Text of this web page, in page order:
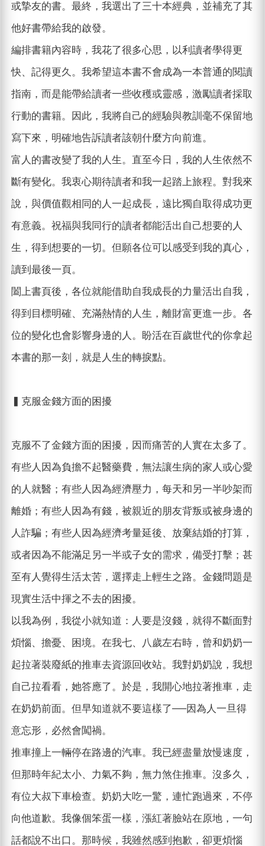
或摯友的書。最終，我選出了三十本經典，並補充了其
他好書帶給我的啟發。
編排書籍內容時，我花了很多心思，以利讀者學得更
快、記得更久。我希望這本書不會成為一本普通的閱讀
指南，而是能帶給讀者一些收穫或靈感，激勵讀者採取
行動的書籍。因此，我將自己的經驗與教訓毫不保留地
寫下來，明確地告訴讀者該朝什麼方向前進。
富人的書改變了我的人生。直至今日，我的人生依然不
斷有變化。我衷心期待讀者和我一起踏上旅程。對我來
說，與價值觀相同的人一起成長，遠比獨自取得成功更
有意義。祝福與我同行的讀者都能活出自己想要的人
生，得到想要的一切。但願各位可以感受到我的真心，
讀到最後一頁。
闔上書頁後，各位就能借助自我成長的力量活出自我，
得到目標明確、充滿熱情的人生，離財富更進一步。各
位的變化也會影響身邊的人。盼活在百歲世代的你拿起
本書的那一刻，就是人生的轉捩點。
▍克服金錢方面的困擾
克服不了金錢方面的困擾，因而痛苦的人實在太多了。
有些人因為負擔不起醫藥費，無法讓生病的家人或心愛
的人就醫；有些人因為經濟壓力，每天和另一半吵架而
離婚；有些人因為有錢，被親近的朋友背叛或被身邊的
人詐騙；有些人因為經濟考量延後、放棄結婚的打算，
或者因為不能滿足另一半或子女的需求，備受打擊；甚
至有人覺得生活太苦，選擇走上輕生之路。金錢問題是
現實生活中揮之不去的困擾。
以我為例，我從小就知道：人要是沒錢，就得不斷面對
煩惱、擔憂、困境。在我七、八歲左右時，曾和奶奶一
起拉著裝廢紙的推車去資源回收站。我對奶奶說，我想
自己拉看看，她答應了。於是，我開心地拉著推車，走
在奶奶前面。但早知道就不要這樣了──因為人一旦得
意忘形，必然會闖禍。
推車撞上一輛停在路邊的汽車。我已經盡量放慢速度，
但那時年紀太小、力氣不夠，無力煞住推車。沒多久，
有位大叔下車檢查。奶奶大吃一驚，連忙跑過來，不停
向他道歉。我像個笨蛋一樣，漲紅著臉站在原地，一句
話都說不出口。那時候，我雖然感到抱歉，卻更煩惱